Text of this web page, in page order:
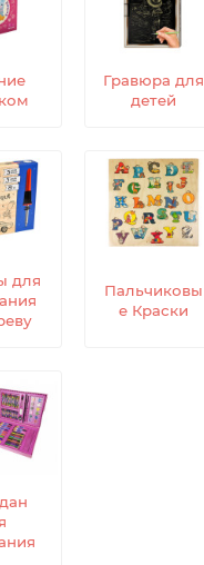
Гравюра для
детей
для
Пальчиковы
е Краски